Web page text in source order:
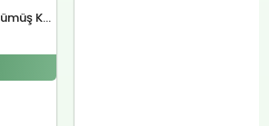
Rodonit Doğal Taş Gümüş Kolye